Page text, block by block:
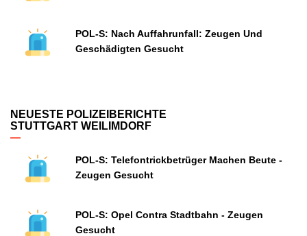
POL-S: Nach Auffahrunfall: Zeugen Und
Geschädigten Gesucht
NEUESTE POLIZEIBERICHTE
STUTTGART WEILIMDORF
POL-S: Telefontrickbetrüger Machen Beute -
Zeugen Gesucht
POL-S: Opel Contra Stadtbahn - Zeugen
Gesucht